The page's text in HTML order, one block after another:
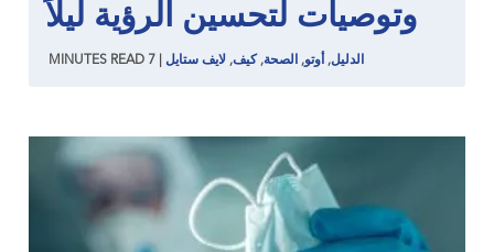
وتوصيات لتحسين الرؤية ليلاً
الدليل, أوتو, الصحة, كيف, لايف ستايل 7
MINUTES READ